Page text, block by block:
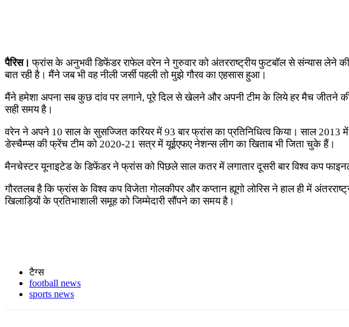
पैरिस। फ्रांस के अनुभवी डिफेंडर राफेल वरेन ने गुरुवार को अंतरराष्ट्रीय फुटबॉल से संन्यास लेने
बात रही है। मैंने जब भी वह नीली जर्सी पहली तो मुझे गौरव का एहसास हुआ।
मैंने हमेशा अपना सब कुछ दांव पर लगाने, पूरे दिल से खेलने और अपनी टीम के लिये हर मैच जीतने
सही समय है।
वरेन ने अपने 10 साल के सुसज्जित करियर में 93 बार फ्रांस का प्रतिनिधित्व किया। साल 2013
डेस्चैम्प्स की फ्रेंच टीम को 2020-21 सत्र में यूईएफए नेशन्स लीग का खिताब भी जिता चुके हैं।
मैनचेस्टर यूनाइटेड के डिफेंडर ने फ्रांस को पिछले साल कतर में लगातार दूसरी बार विश्व कप
गौरतलब है कि फ्रांस के विश्व कप विजेता गोलकीपर और कप्तान ह्यूगो लोरिस ने हाल ही में
खिलाड़ियों के प्रतिभाशाली समूह को जिम्मेदारी सौंपने का समय है।
टैग्स
football news
sports news